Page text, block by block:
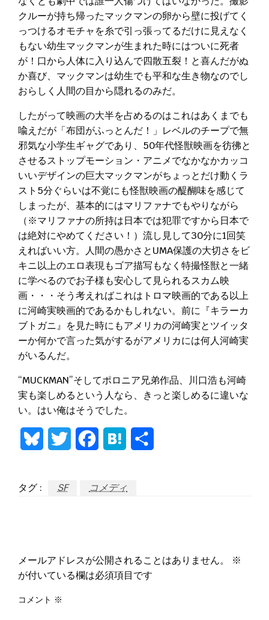
クルーが持ち帰ったマックマンの卵から壁に投げてく
っつけるオモチャを糸で引っ張ってるだけに見えなく
もない幼生マックマンが生まれた時にはついに死者
が！口から人体に入り込んで四散五裂！と喜んだがぬ
か喜び、マックマンは幼生でも平和な生き物なのでし
おらしく人間の目から隠れるのみだ。
したがって映画の大半を占めるのはこれはあくまでも
喩えだが「布団がふっとんだ！」レベルのチープで無
邪気な小学生ギャグであり、50年代怪獣映画を彷彿と
させるストップモーション・アニメでなかなかカッコ
いいデザインの巨大マックマンがちょっとだけ動くラ
スト5分ぐらいは不覚にも怪獣映画の醍醐味を感じて
しまったが、基本的にはマリファナでもやりながら
（※マリファナの所持は日本では犯罪ですから日本で
は絶対にやめてください！）流し見して30分に1回笑
えればいい方。人間の愚かさとUMA保護の大切さをビ
キニ以上のエロ表現もゴア描写もなく特撮怪獣と一緒
に学べるのでお子様も安心して見られるスカム映
画・・・そう考えればこれはトロマ映画的である以上
に河崎実映画的であるかもしれない。前に『キラーカ
ブトガニ』を見た時にもアメリカの河崎実とツイッタ
ーか何かで言った気がするがアメリカには何人河崎実
がいるんだ。
“MUCKMAN”そしてポロニア兄弟作品、川口浩も河崎
実も楽しめるという人なら、きっと楽しめるに違いな
い。はい俺はそうでした。
Bluesky Twitter FacebookHatena
タグ : SF コメディ
メールアドレスが公開されることはありません。
※
が付いている欄は必須項目です
コメント ※